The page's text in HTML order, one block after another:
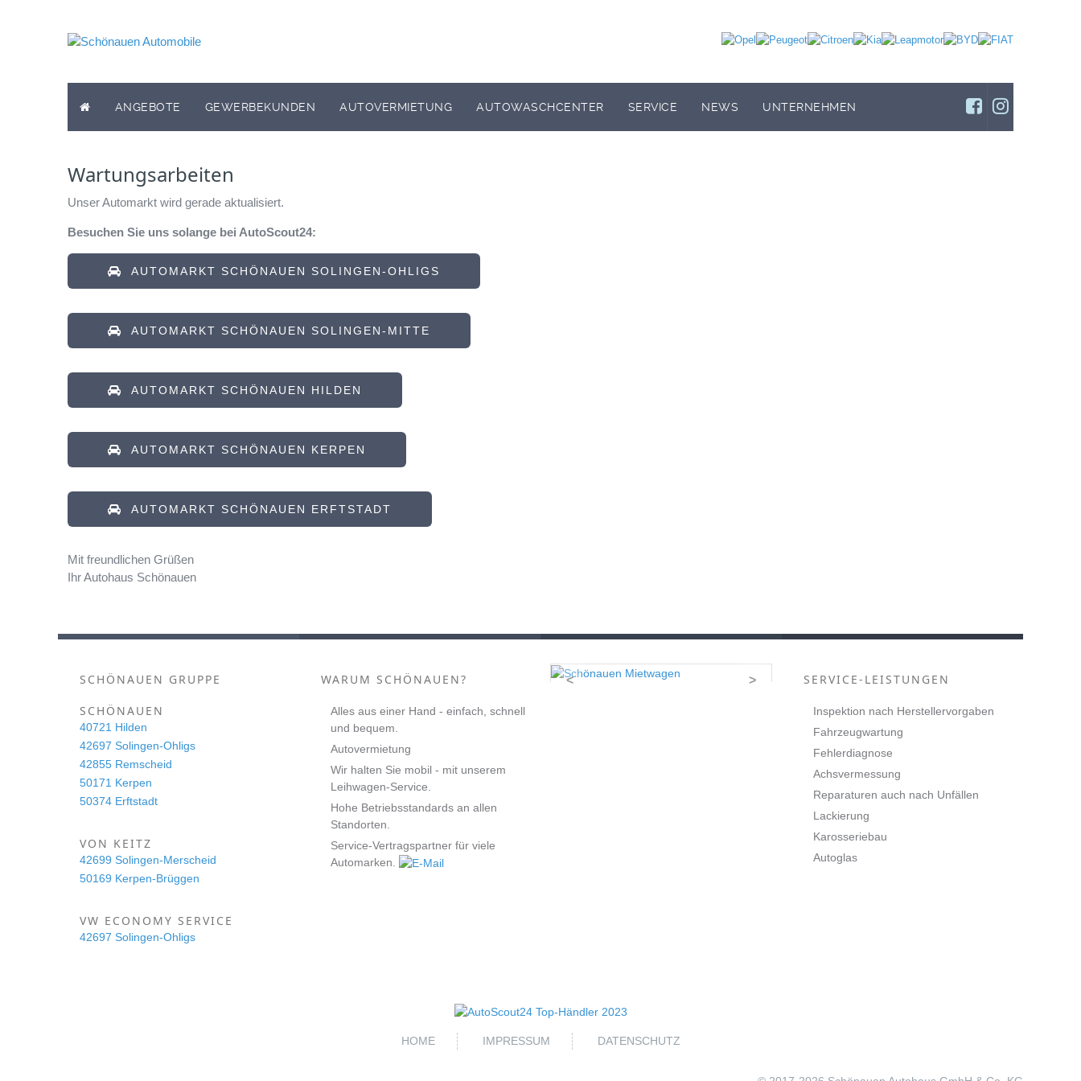
ANGEBOTE GEWERBEKUNDEN AUTOVERMIETUNG AUTOWASCHCENTER SERVICE NEWS UNTERNEHMEN
Wartungsarbeiten
Unser Automarkt wird gerade aktualisiert.
Besuchen Sie uns solange bei AutoScout24:
AUTOMARKT SCHÖNAUEN SOLINGEN-OHLIGS
AUTOMARKT SCHÖNAUEN SOLINGEN-MITTE
AUTOMARKT SCHÖNAUEN HILDEN
AUTOMARKT SCHÖNAUEN KERPEN
AUTOMARKT SCHÖNAUEN ERFTSTADT
Mit freundlichen Grüßen
Ihr Autohaus Schönauen
SCHÖNAUEN GRUPPE
SCHÖNAUEN
40721 Hilden
42697 Solingen-Ohligs
42855 Remscheid
50171 Kerpen
50374 Erftstadt
VON KEITZ
42699 Solingen-Merscheid
50169 Kerpen-Brüggen
VW ECONOMY SERVICE
42697 Solingen-Ohligs
WARUM SCHÖNAUEN?
Alles aus einer Hand - einfach, schnell
und bequem.
Autovermietung
Wir halten Sie mobil - mit unserem
Leihwagen-Service.
Hohe Betriebsstandards an allen
Standorten.
Service-Vertragspartner für viele
Automarken.
< > SERVICE-LEISTUNGEN
Inspektion nach Herstellervorgaben
Fahrzeugwartung
Fehlerdiagnose
Achsvermessung
Reparaturen auch nach Unfällen
Lackierung
Karosseriebau
Autoglas
HOME IMPRESSUM DATENSCHUTZ